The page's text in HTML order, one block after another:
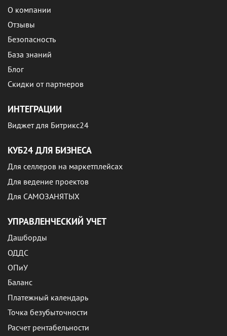
О компании
Отзывы
Безопасность
База знаний
Блог
Скидки от партнеров
ИНТЕГРАЦИИ
Виджет для Битрикс24
КУБ24 ДЛЯ БИЗНЕСА
Для селлеров на маркетплейсах
Для ведение проектов
Для САМОЗАНЯТЫХ
УПРАВЛЕНЧЕСКИЙ УЧЕТ
Дашборды
ОДДС
ОПиУ
Баланс
Платежный календарь
Точка безубыточности
Расчет рентабельности